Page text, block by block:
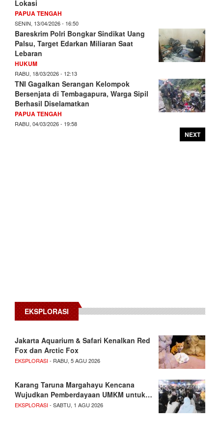
Lokasi
PAPUA TENGAH
SENIN, 13/04/2026 - 16:50
Bareskrim Polri Bongkar Sindikat Uang
Palsu, Target Edarkan Miliaran Saat
Lebaran
HUKUM
RABU, 18/03/2026 - 12:13
TNI Gagalkan Serangan Kelompok
Bersenjata di Tembagapura, Warga Sipil
Berhasil Diselamatkan
PAPUA TENGAH
RABU, 04/03/2026 - 19:58
NEXT
EKSPLORASI
Jakarta Aquarium & Safari Kenalkan Red
Fox dan Arctic Fox
EKSPLORASI- RABU, 5 AGU 2026
Karang Taruna Margahayu Kencana
Wujudkan Pemberdayaan UMKM untuk…
EKSPLORASI- SABTU, 1 AGU 2026